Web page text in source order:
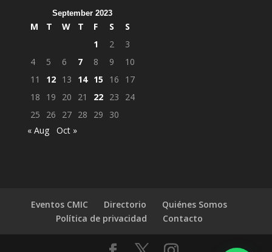
September 2023
M T W T F S
S
1
2
3
4
5 6 7 8 9
10
11
12 13 14 15 16
17
18
19 20 21 22 23
24
25
26 27 28 29
30
« Aug
Oct »
Eventos CMIC Directorio
Quiénes Somos
Política de privacidad
Contacto